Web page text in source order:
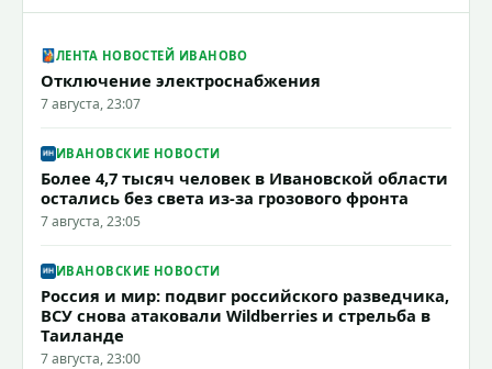
ЛЕНТА НОВОСТЕЙ ИВАНОВО
Отключение электроснабжения
7 августа, 23:07
ИВАНОВСКИЕ НОВОСТИ
Более 4,7 тысяч человек в Ивановской области
остались без света из-за грозового фронта
7 августа, 23:05
ИВАНОВСКИЕ НОВОСТИ
Россия и мир: подвиг российского разведчика,
ВСУ снова атаковали Wildberries и стрельба в
Таиланде
7 августа, 23:00